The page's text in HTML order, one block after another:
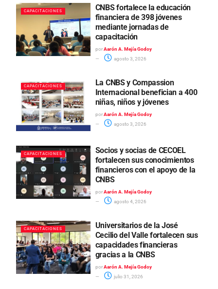
CAPACITACIONES
CNBS fortalece la educación
financiera de 398 jóvenes
mediante jornadas de
capacitación
por Aarón A. Mejía Godoy
agosto 3, 2026
CAPACITACIONES
La CNBS y Compassion
Internacional benefician a 400
niñas, niños y jóvenes
por Aarón A. Mejía Godoy
agosto 3, 2026
CAPACITACIONES
Socios y socias de CECOEL
fortalecen sus conocimientos
financieros con el apoyo de la
CNBS
por Aarón A. Mejía Godoy
agosto 4, 2026
CAPACITACIONES
Universitarios de la José
Cecilio del Valle fortalecen sus
capacidades financieras
gracias a la CNBS
por Aarón A. Mejía Godoy
julio 31, 2026